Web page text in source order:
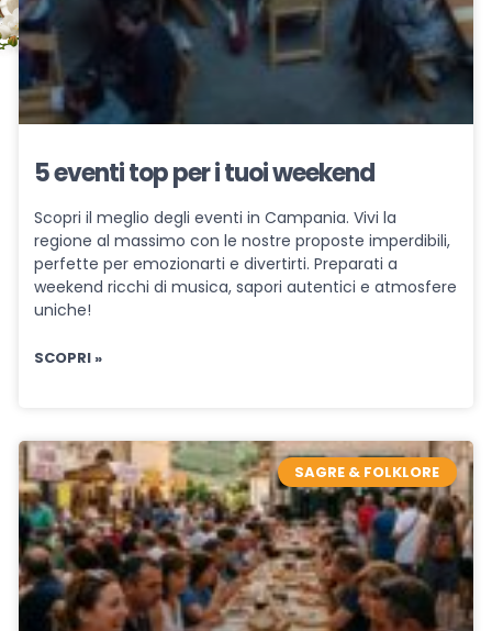
5 eventi top per i tuoi weekend
Scopri il meglio degli eventi in Campania. Vivi la
regione al massimo con le nostre proposte imperdibili,
perfette per emozionarti e divertirti. Preparati a
weekend ricchi di musica, sapori autentici e atmosfere
uniche!
SCOPRI »
SAGRE & FOLKLORE